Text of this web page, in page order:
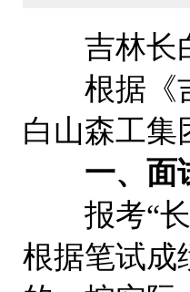
吉林长白
根据《吉
白山森工集
一、面
报考“长
根据笔试成